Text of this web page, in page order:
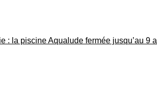
: la piscine Aqualude fermée jusqu’au 9